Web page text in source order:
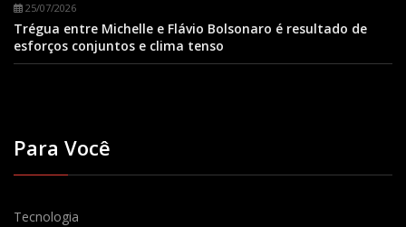
25/07/2026
Trégua entre Michelle e Flávio Bolsonaro é resultado de
esforços conjuntos e clima tenso
Para Você
Tecnologia